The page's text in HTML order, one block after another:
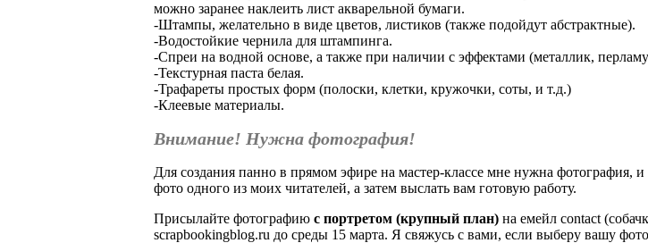
можно заранее наклеить лист акварельной бумаги.
-Штампы, желательно в виде цветов, листиков (также подойдут абстрактные).
-Водостойкие чернила для штампинга.
-Спреи на водной основе, а также при наличии с эффектами (металлик,
-Текстурная паста белая.
-Трафареты простых форм (полоски, клетки, кружочки, соты, и т.д.)
-Клеевые материалы.
Внимание! Нужна фотография!
Для создания панно в прямом эфире на мастер-классе мне нужна фотография, и
фото одного из моих читателей, а затем выслать вам готовую работу.
Присылайте фотографию с портретом (крупный план) на емейл contact
scrapbookingblog.ru до среды 15 марта. Я свяжусь с вами, если выберу вашу